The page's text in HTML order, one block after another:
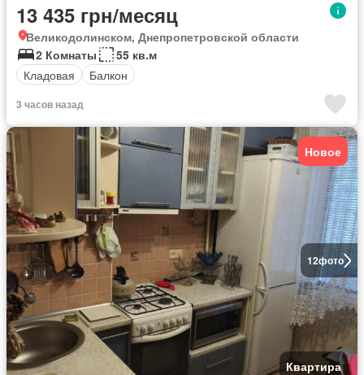
13 435 грн/месяц
Великодолинском, Днепропетровской области
2 Комнаты
55 кв.м
Кладовая
Балкон
3 часов назад
12фото
Новое
Квартира